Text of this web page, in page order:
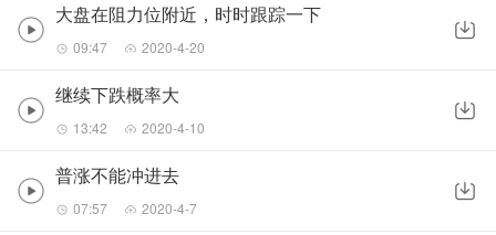
大盘在阻力位附近，时时跟踪一下
09:47 2020-4-20
继续下跌概率大
13:42 2020-4-10
普涨不能冲进去
07:57 2020-4-7